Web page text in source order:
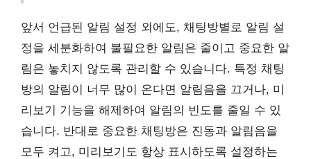
앞서 언급된 알림 설정 외에도, 채팅방별로 알림 설
정을 세분화하여 불필요한 알림은 줄이고 중요한 알
림은 놓치지 않도록 관리할 수 있습니다. 특정 채팅
방의 알림이 너무 많이 온다면 알림음을 끄거나, 미
리보기 기능을 해제하여 알림의 빈도를 줄일 수 있
습니다. 반대로 중요한 채팅방은 진동과 알림음을
모두 켜고, 미리보기도 항상 표시하도록 설정하는